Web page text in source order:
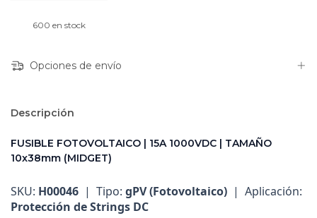
600 en stock
Opciones de envío
Descripción
FUSIBLE FOTOVOLTAICO | 15A 1000VDC | TAMAÑO
10x38mm (MIDGET)
SKU: H00046 | Tipo: gPV (Fotovoltaico) | Aplicación:
Protección de Strings DC